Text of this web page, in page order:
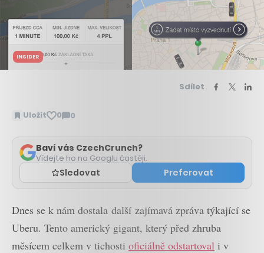
INSIDER
Sdílet
Uložit 0 0
Zobrazit
Baví vás CzechCrunch?
Vídejte ho na Googlu častěji.
Sledovat Preferovat
Dnes se k nám dostala další zajímavá zpráva týkající se
Uberu. Tento americký gigant, který před zhruba
měsícem celkem v tichosti oficiálně odstartoval i v